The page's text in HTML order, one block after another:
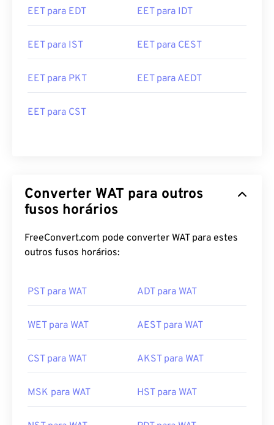
EET para EDT EET para IDT
EET para IST EET para CEST
EET para PKT EET para AEDT
EET para CST
Converter WAT para outros
fusos horários
FreeConvert.com pode converter WAT para estes
outros fusos horários:
PST para WAT ADT para WAT
WET para WAT AEST para WAT
CST para WAT AKST para WAT
MSK para WAT HST para WAT